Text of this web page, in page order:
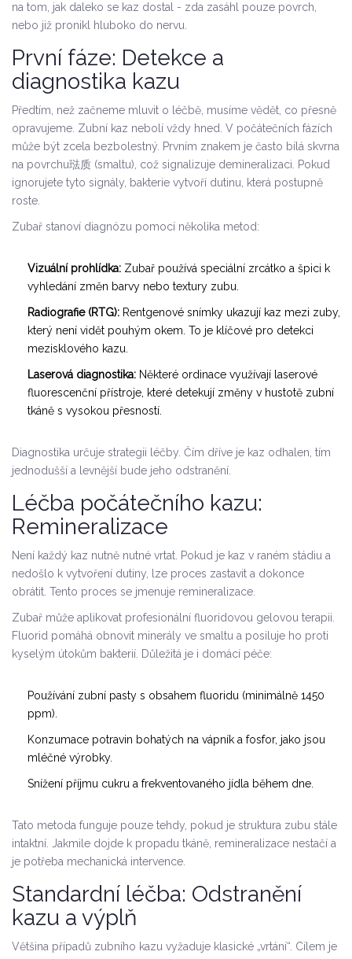
na tom, jak daleko se kaz dostal - zda zasáhl pouze povrch,
nebo již pronikl hluboko do nervu.
První fáze: Detekce a
diagnostika kazu
Předtím, než začneme mluvit o léčbě, musíme vědět, co přesně
opravujeme. Zubní kaz nebolí vždy hned. V počátečních fázích
může být zcela bezbolestný. Prvním znakem je často bílá skvrna
na povrchu琺质 (smaltu), což signalizuje demineralizaci. Pokud
ignorujete tyto signály, bakterie vytvoří dutinu, která postupně
roste.
Zubař stanoví diagnózu pomocí několika metod:
Vizuální prohlídka: Zubař používá speciální zrcátko a špici k
vyhledání změn barvy nebo textury zubu.
Radiografie (RTG): Rentgenové snímky ukazují kaz mezi zuby,
který není vidět pouhým okem. To je klíčové pro detekci
mezisklového kazu.
Laserová diagnostika: Některé ordinace využívají laserové
fluorescenční přístroje, které detekují změny v hustotě zubní
tkáně s vysokou přesností.
Diagnostika určuje strategii léčby. Čím dříve je kaz odhalen, tím
jednodušší a levnější bude jeho odstranění.
Léčba počátečního kazu:
Remineralizace
Není každý kaz nutně nutné vrtat. Pokud je kaz v raném stádiu a
nedošlo k vytvoření dutiny, lze proces zastavit a dokonce
obrátit. Tento proces se jmenuje remineralizace.
Zubař může aplikovat profesionální fluoridovou gelovou terapii.
Fluorid pomáhá obnovit minerály ve smaltu a posiluje ho proti
kyselým útokům bakterií. Důležitá je i domácí péče:
Používání zubní pasty s obsahem fluoridu (minimálně 1450
ppm).
Konzumace potravin bohatých na vápník a fosfor, jako jsou
mléčné výrobky.
Snížení příjmu cukru a frekventovaného jídla během dne.
Tato metoda funguje pouze tehdy, pokud je struktura zubu stále
intaktní. Jakmile dojde k propadu tkáně, remineralizace nestačí a
je potřeba mechanická intervence.
Standardní léčba: Odstranění
kazu a výplň
Většina případů zubního kazu vyžaduje klasické „vrtání“. Cílem je